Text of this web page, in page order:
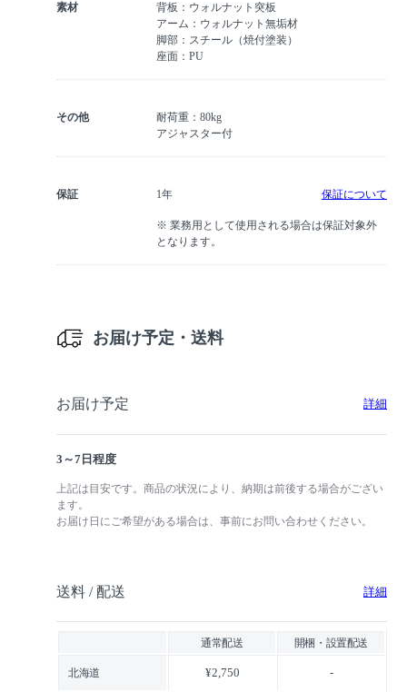
素材
背板：ウォルナット突板
アーム：ウォルナット無垢材
脚部：スチール（焼付塗装）
座面：PU
その他
耐荷重：80kg
アジャスター付
保証 1年 保証について
※ 業務用として使用される場合は保証対象外
となります。
お届け予定・送料
お届け予定 詳細
3～7日程度
上記は目安です。商品の状況により、納期は前後する場合がござい
ます。
お届け日にご希望がある場合は、事前にお問い合わせください。
送料 / 配送 詳細
通常配送 開梱・設置配送
北海道 ¥2,750 -